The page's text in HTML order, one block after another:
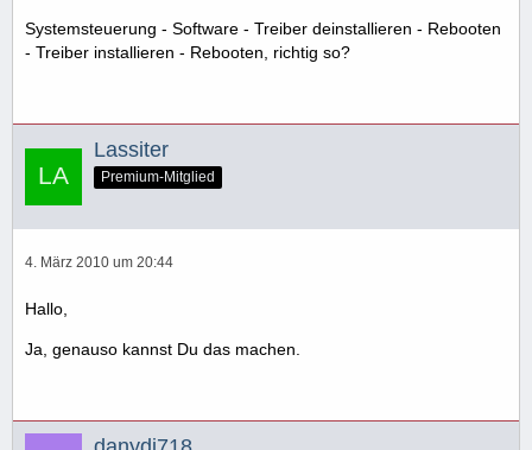
Systemsteuerung - Software - Treiber deinstallieren - Rebooten
- Treiber installieren - Rebooten, richtig so?
Lassiter
Premium-Mitglied
4. März 2010 um 20:44
Hallo,
Ja, genauso kannst Du das machen.